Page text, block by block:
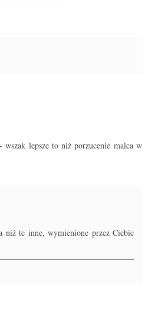
lepsze to niż porzucenie malca w
niż te inne, wymienione przez Ciebie